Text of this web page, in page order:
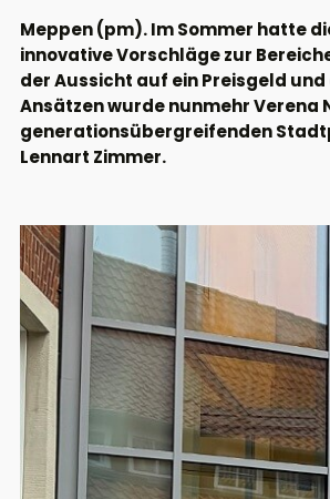
Meppen (pm). Im Sommer hatte
innovative Vorschläge zur
der Aussicht auf ein Preisgeld
Ansätzen wurde nunmehr Verena
generationsübergreifenden
Lennart Zimmer.